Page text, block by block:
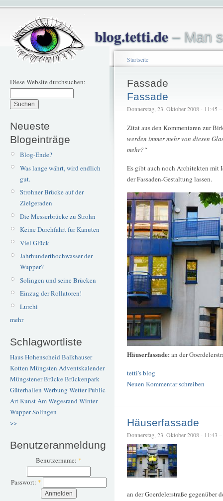
blog.tetti.de– Man
Diese Website durchsuchen:
Neueste
Blogeinträge
Blog-Ende?
Was lange währt, wird endlich
gut.
Strohner Brücke auf der
Zielgeraden
Die Messerbrücke zu Strohn
Keine Durchfahrt für Kanuten
Viel Glück
Jahrhunderthochwasser der
Wupper?
Solingen und seine Brücken
Einzug der Rollatoren!
Lurchi
mehr
Schlagwortliste
Haus Hohenscheid Balkhauser
Kotten Müngsten Adventskalender
Müngstener BrückeBrückenpark
Güterhallen Werbung WetterPublic
ArtKunstAm Wegesrand Winter
WupperSolingen
>>
Benutzeranmeldung
Benutzername: *
Passwort: *
Startseite
Fassade
Fassade
Donnerstag, 23. Oktober 2008 - 11:45
Zitat aus den Kommentaren zur
werden immer mehr von diesen
mehr?“
Es gibt auch noch Architekten mit
der Fassaden-Gestaltung lassen.
Häuserfassade: an der
tetti's blog
Neuen Kommentar schreiben
Häuserfassade
Donnerstag, 23. Oktober 2008 - 11:43
an der Goerdelerstraße gegenüber